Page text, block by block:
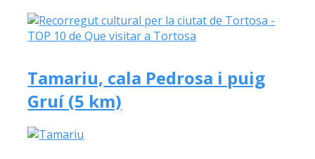
Tamariu, cala Pedrosa i puig
Gruí (5 km)